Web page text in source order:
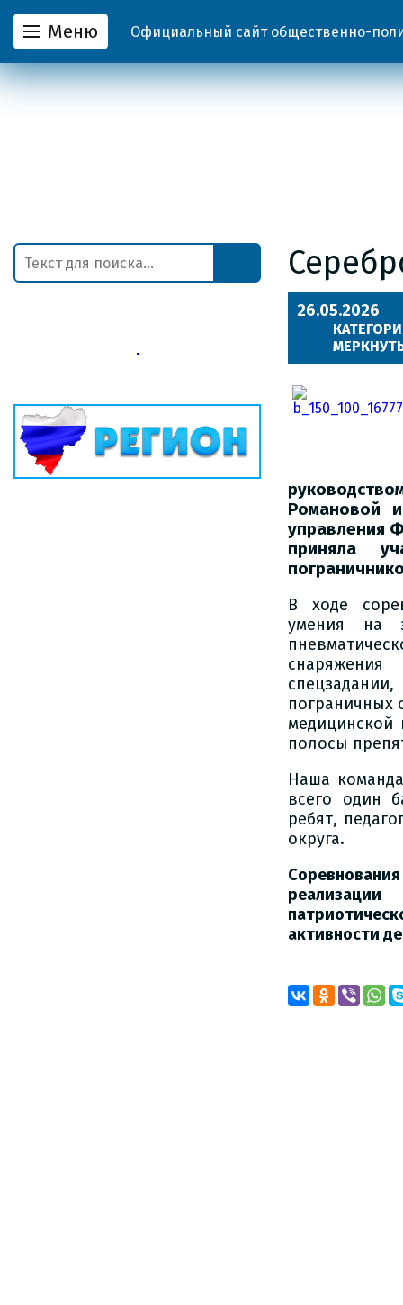
Меню Официальный сайт общественно-
26.05.2026
Романовой
управления
приняла
В ходе
умения на
пограничных
полосы
Наша
всего один
ребят,
округа.
активности